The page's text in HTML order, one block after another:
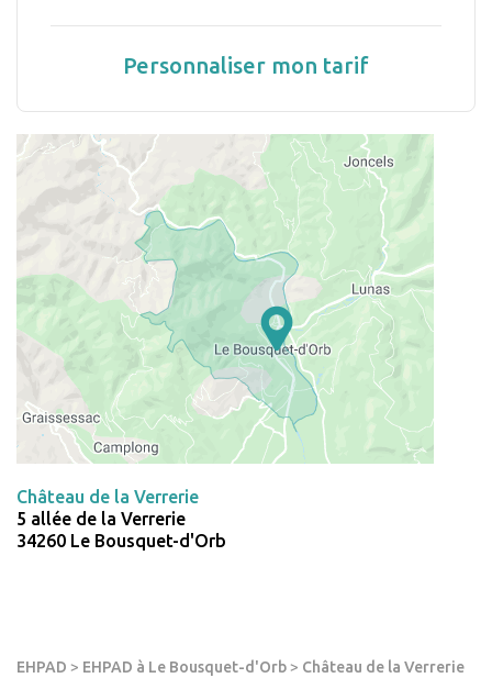
EHPAD > EHPAD à Le Bousquet-d'Orb > Château de la Verrerie
Personnaliser mon tarif
Château de la Verrerie
5 allée de la Verrerie
34260 Le Bousquet-d'Orb